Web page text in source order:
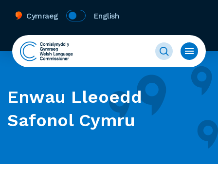
Cymraeg English
Enwau Lleoedd
Safonol Cymru